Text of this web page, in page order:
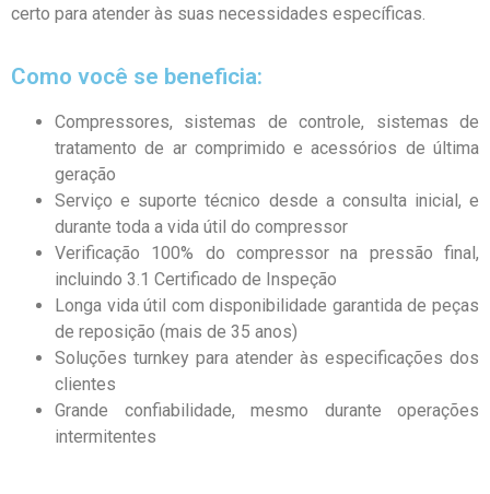
certo para atender às suas necessidades específicas.
Como você se beneficia:
Compressores, sistemas de controle, sistemas de
tratamento de ar comprimido e acessórios de última
geração
Serviço e suporte técnico desde a consulta inicial, e
durante toda a vida útil do compressor
Verificação 100% do compressor na pressão final,
incluindo 3.1 Certificado de Inspeção
Longa vida útil com disponibilidade garantida de peças
de reposição (mais de 35 anos)
Soluções turnkey para atender às especificações dos
clientes
Grande confiabilidade, mesmo durante operações
intermitentes